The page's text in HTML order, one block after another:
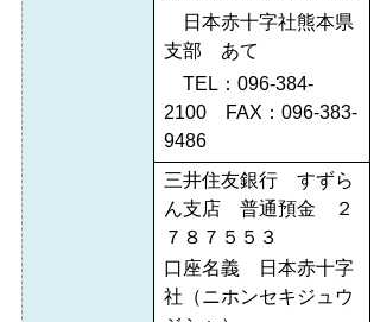
日本赤十字社熊本県
支部 あて
TEL：096-384-
2100 FAX：096-383-
9486
三井住友銀行 すずら
ん支店 普通預金 ２
７８７５５３
口座名義 日本赤十字
社（ニホンセキジュウ